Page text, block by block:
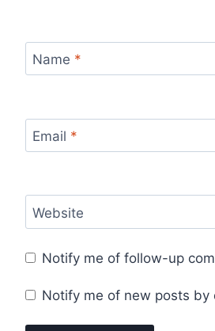
Name *
Email *
Website
Notify me of follow-up
Notify me of new posts by